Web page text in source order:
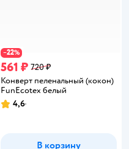
−22%
561 ₽ 720 ₽
Конверт пеленальный (кокон)
FunEcotex белый
Рейтинг:
4,6
В корзину